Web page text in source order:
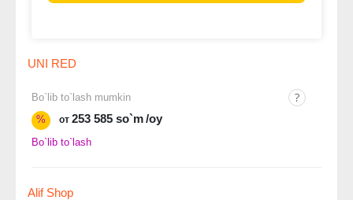
UNI RED
Bo`lib to`lash mumkin
%
от 253 585 so`m/oy
Bo`lib to`lash
Alif Shop